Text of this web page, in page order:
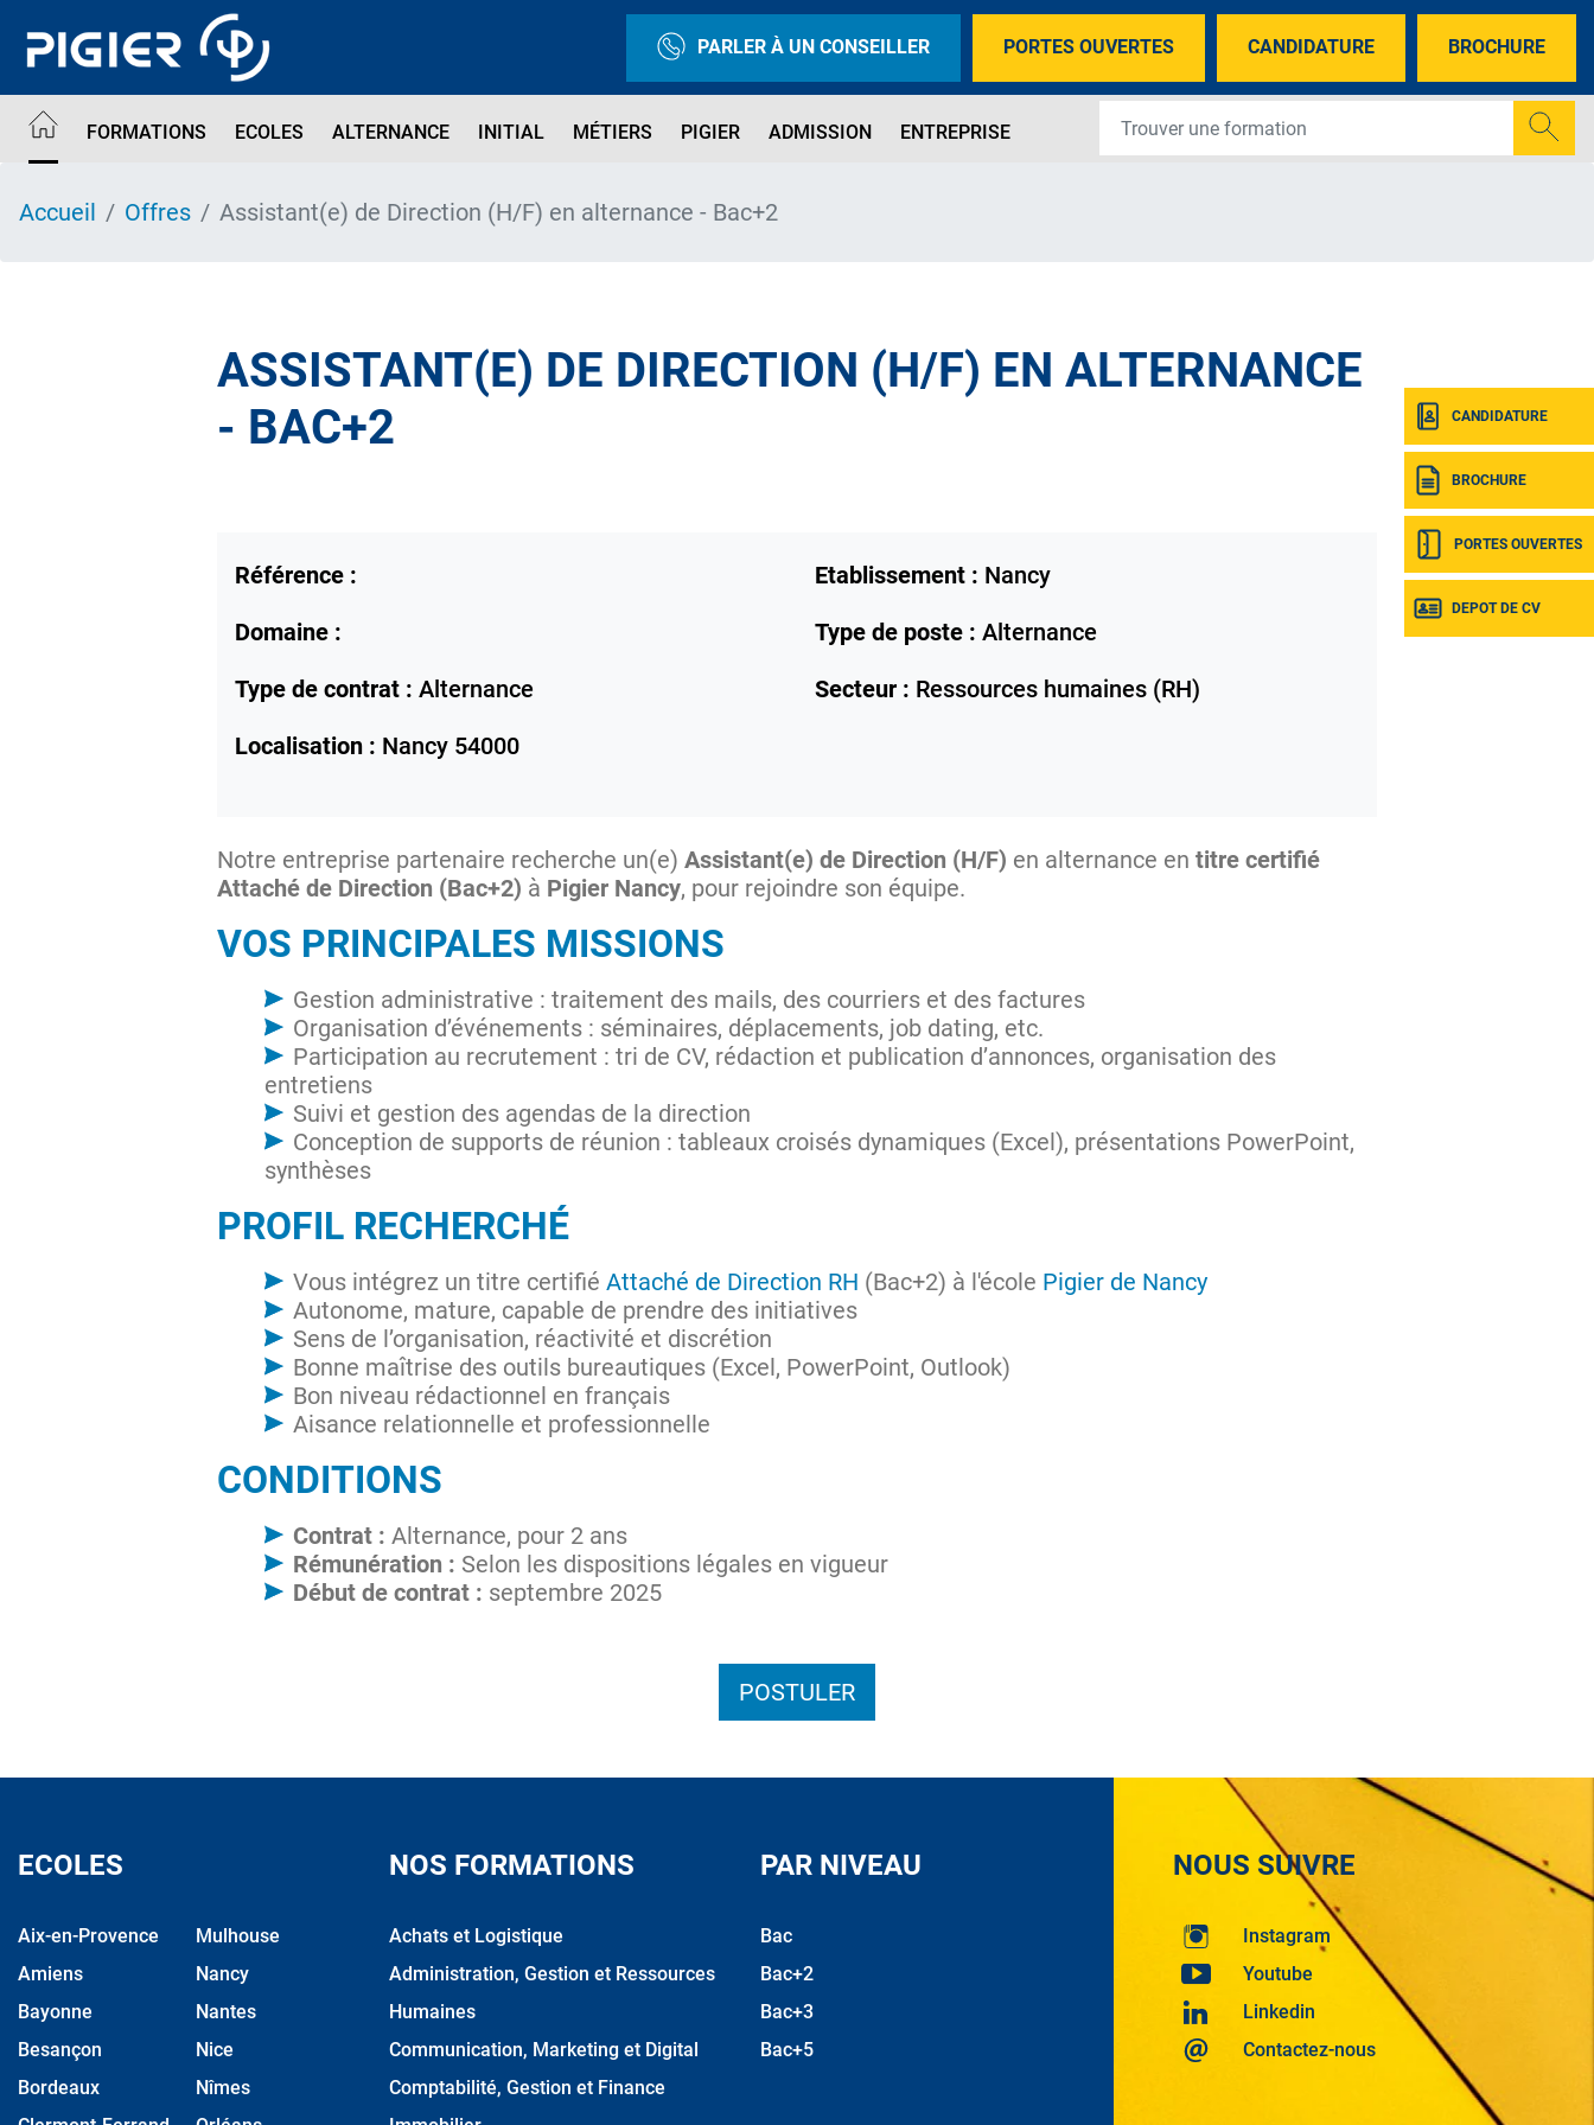
contenu
PARLER À UN CONSEILLER PORTES OUVERTES CANDIDATURE BROCHURE
FORMATIONS ECOLES ALTERNANCE INITIAL MÉTIERS PIGIER ADMISSION ENTREPRISE
CANDIDATURE
BROCHURE
PORTES OUVERTES
DEPOT DE CV
Accueil Offres Assistant(e) de Direction (H/F) en alternance - Bac+2
ASSISTANT(E) DE DIRECTION (H/F) EN ALTERNANCE
- BAC+2
Référence : Etablissement : Nancy
Domaine :
Type de poste : Alternance
Type de contrat : Alternance Secteur : Ressources humaines (RH)
Localisation : Nancy 54000
Notre entreprise partenaire recherche un(e) Assistant(e) de Direction (H/F) en alternance en titre certifié
Attaché de Direction (Bac+2) à Pigier Nancy, pour rejoindre son équipe.
VOS PRINCIPALES MISSIONS
Gestion administrative : traitement des mails, des courriers et des factures
Organisation d’événements : séminaires, déplacements, job dating, etc.
Participation au recrutement : tri de CV, rédaction et publication d’annonces, organisation des
entretiens
Suivi et gestion des agendas de la direction
Conception de supports de réunion : tableaux croisés dynamiques (Excel), présentations PowerPoint,
synthèses
PROFIL RECHERCHÉ
Vous intégrez un titre certifié Attaché de Direction RH (Bac+2) à l'école Pigier de Nancy
Autonome, mature, capable de prendre des initiatives
Sens de l’organisation, réactivité et discrétion
Bonne maîtrise des outils bureautiques (Excel, PowerPoint, Outlook)
Bon niveau rédactionnel en français
Aisance relationnelle et professionnelle
CONDITIONS
Contrat : Alternance, pour 2 ans
Rémunération : Selon les dispositions légales en vigueur
Début de contrat : septembre 2025
POSTULER
ECOLES
Aix-en-Provence
Amiens
Bayonne
Besançon
Bordeaux
Mulhouse
Nancy
Nantes
Nice
Nîmes
NOS FORMATIONS
Achats et Logistique
Administration, Gestion et Ressources
Humaines
Communication, Marketing et Digital
Comptabilité, Gestion et Finance
PAR NIVEAU
Bac
Bac+2
Bac+3
Bac+5
NOUS SUIVRE
Instagram
Youtube
Linkedin
Contactez-nous